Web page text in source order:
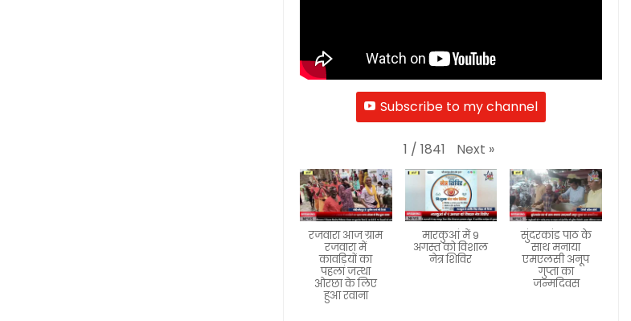
Subscribe to my channel
1 / 1841 Next »
रजवारा आज ग्राम
रजवारा में
कावड़ियों का
पहला जत्था
ओरछा के लिए
हुआ रवाना
मारकुआं में 9
अगस्त को विशाल
नेत्र शिविर
सुंदरकांड पाठ के
साथ मनाया
एमएलसी अनूप
गुप्ता का
जन्मदिवस